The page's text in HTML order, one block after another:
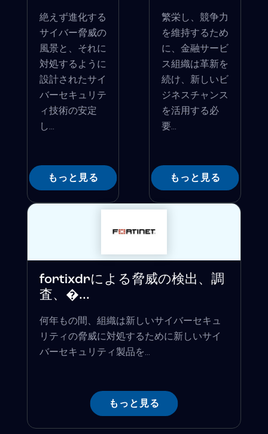
絶えず進化する
サイバー脅威の
風景と、それに
対処するように
設計されたサイ
バーセキュリテ
ィ技術の安定
し...
もっと見る
繁栄し、競争力
を維持するため
に、金融サービ
ス組織は革新を
続け、新しいビ
ジネスチャンス
を活用する必
要...
もっと見る
fortixdrによる脅威の検出、調
査、�...
何年もの間、組織は新しいサイバーセキュ
リティの脅威に対処するために新しいサイ
バーセキュリティ製品を...
もっと見る